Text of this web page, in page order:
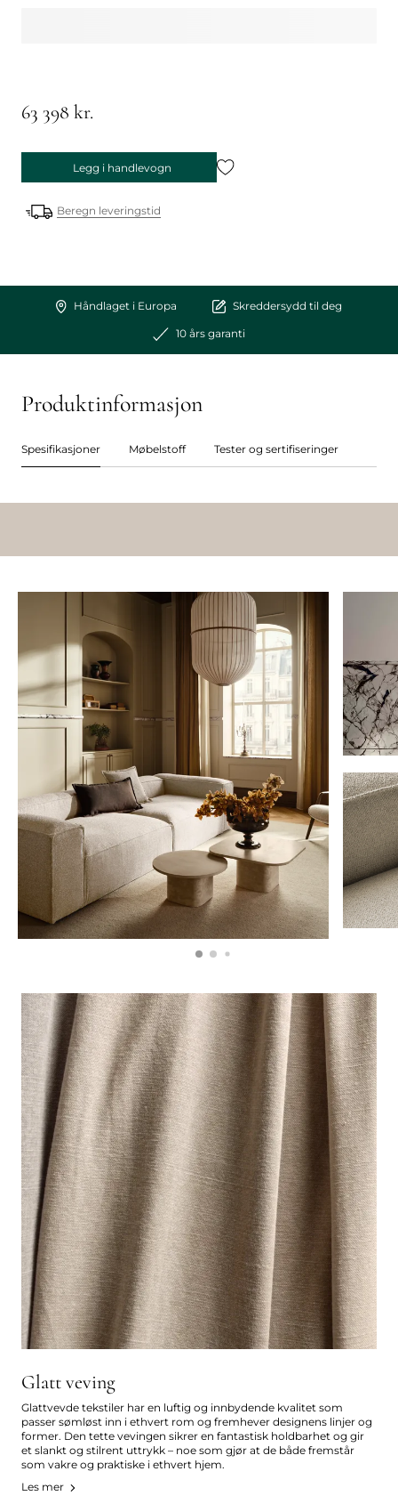
63 398 kr.
Legg i handlevogn
Beregn leveringstid
Håndlaget i Europa Skreddersydd til deg
10 års garanti
Produktinformasjon
Spesifikasjoner Møbelstoff Tester og sertifiseringer
Glatt veving
Glattvevde tekstiler har en luftig og innbydende kvalitet som
passer sømløst inn i ethvert rom og fremhever designens linjer og
former. Den tette vevingen sikrer en fantastisk holdbarhet og gir
et slankt og stilrent uttrykk – noe som gjør at de både fremstår
som vakre og praktiske i ethvert hjem.
Les mer